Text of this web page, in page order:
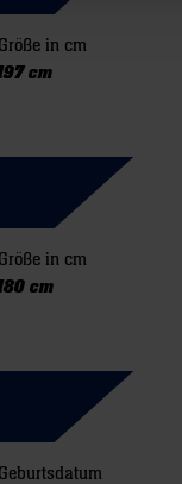
Größe in cm
cm
Größe in cm
cm
Geburtsdatum